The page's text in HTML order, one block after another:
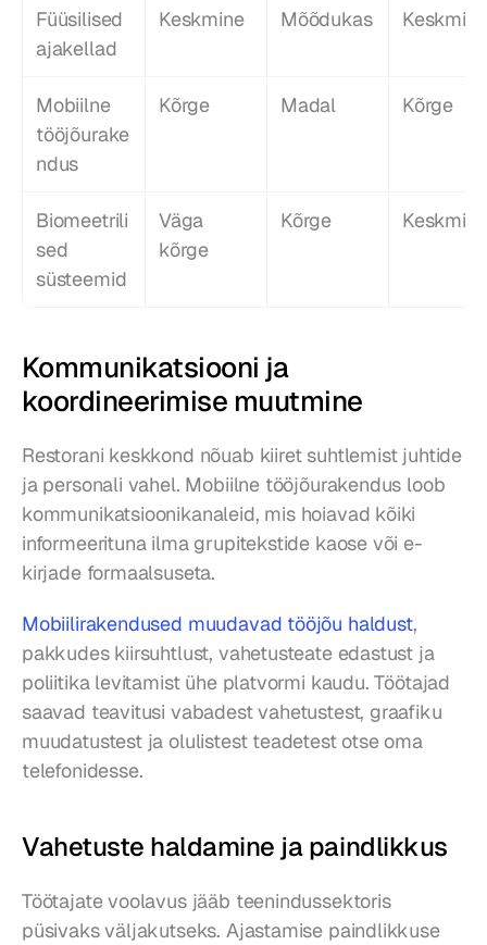
Füüsilised
ajakellad
Keskmine Mõõdukas Keskmine
Mobiilne
tööjõurake
ndus
Kõrge Madal Kõrge
Biomeetrili
sed
süsteemid
Väga
kõrge
Kõrge Keskmine
Kommunikatsiooni ja
koordineerimise muutmine
Restorani keskkond nõuab kiiret suhtlemist juhtide
ja personali vahel. Mobiilne tööjõurakendus loob
kommunikatsioonikanaleid, mis hoiavad kõiki
informeerituna ilma grupitekstide kaose või e-
kirjade formaalsuseta.
Mobiilirakendused muudavad tööjõu haldust,
pakkudes kiirsuhtlust, vahetusteate edastust ja
poliitika levitamist ühe platvormi kaudu. Töötajad
saavad teavitusi vabadest vahetustest, graafiku
muudatustest ja olulistest teadetest otse oma
telefonidesse.
Vahetuste haldamine ja paindlikkus
Töötajate voolavus jääb teenindussektoris
püsivaks väljakutseks. Ajastamise paindlikkuse